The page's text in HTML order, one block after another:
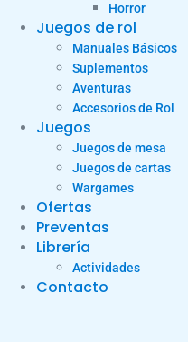
Horror
Juegos de rol
Manuales Básicos
Suplementos
Aventuras
Accesorios de Rol
Juegos
Juegos de mesa
Juegos de cartas
Wargames
Ofertas
Preventas
Librería
Actividades
Contacto